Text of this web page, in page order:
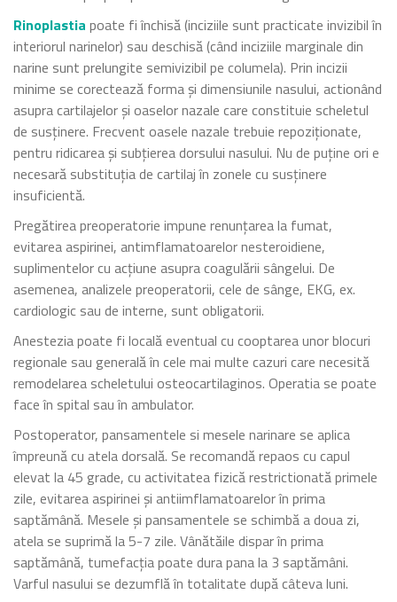
Rinoplastia poate fi închisă (inciziile sunt practicate invizibil în
interiorul narinelor) sau deschisă (când inciziile marginale din
narine sunt prelungite semivizibil pe columela). Prin incizii
minime se corectează forma și dimensiunile nasului, actionând
asupra cartilajelor și oaselor nazale care constituie scheletul
de susținere. Frecvent oasele nazale trebuie repoziționate,
pentru ridicarea și subțierea dorsului nasului. Nu de puține ori e
necesară substituția de cartilaj în zonele cu susținere
insuficientă.
Pregătirea preoperatorie impune renunțarea la fumat,
evitarea aspirinei, antimflamatoarelor nesteroidiene,
suplimentelor cu acțiune asupra coagulării sângelui. De
asemenea, analizele preoperatorii, cele de sânge, EKG, ex.
cardiologic sau de interne, sunt obligatorii.
Anestezia poate fi locală eventual cu cooptarea unor blocuri
regionale sau generală în cele mai multe cazuri care necesită
remodelarea scheletului osteocartilaginos. Operatia se poate
face în spital sau în ambulator.
Postoperator, pansamentele si mesele narinare se aplica
împreună cu atela dorsală. Se recomandă repaos cu capul
elevat la 45 grade, cu activitatea fizică restrictionată primele
zile, evitarea aspirinei și antiimflamatoarelor în prima
saptămână. Mesele și pansamentele se schimbă a doua zi,
atela se suprimă la 5-7 zile. Vânătăile dispar în prima
saptămână, tumefacția poate dura pana la 3 saptămâni.
Varful nasului se dezumflă în totalitate după câteva luni.